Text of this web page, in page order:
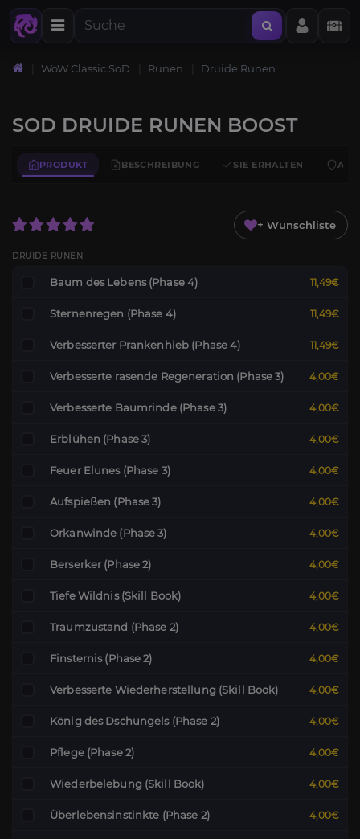
WoW Classic SoD Runen Druide Runen
SOD DRUIDE RUNEN BOOST
PRODUKT BESCHREIBUNG SIE ERHALTEN
+ Wunschliste
DRUIDE RUNEN
Baum des Lebens (Phase 4) 11,49€
Sternenregen (Phase 4) 11,49€
Verbesserter Prankenhieb (Phase 4) 11,49€
Verbesserte rasende Regeneration (Phase 3) 4,00€
Verbesserte Baumrinde (Phase 3) 4,00€
Erblühen (Phase 3) 4,00€
Feuer Elunes (Phase 3) 4,00€
Aufspießen (Phase 3) 4,00€
Orkanwinde (Phase 3) 4,00€
Berserker (Phase 2) 4,00€
Tiefe Wildnis (Skill Book) 4,00€
Traumzustand (Phase 2) 4,00€
Finsternis (Phase 2) 4,00€
Verbesserte Wiederherstellung (Skill Book) 4,00€
König des Dschungels (Phase 2) 4,00€
Pflege (Phase 2) 4,00€
Wiederbelebung (Skill Book) 4,00€
Überlebensinstinkte (Phase 2) 4,00€